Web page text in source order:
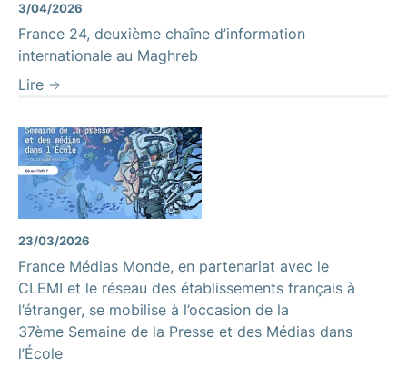
3/04/2026
France 24, deuxième chaîne d’information
internationale au Maghreb
Lire
23/03/2026
France Médias Monde, en partenariat avec le
CLEMI et le réseau des établissements français à
l’étranger, se mobilise à l’occasion de la
37ème Semaine de la Presse et des Médias dans
l’École